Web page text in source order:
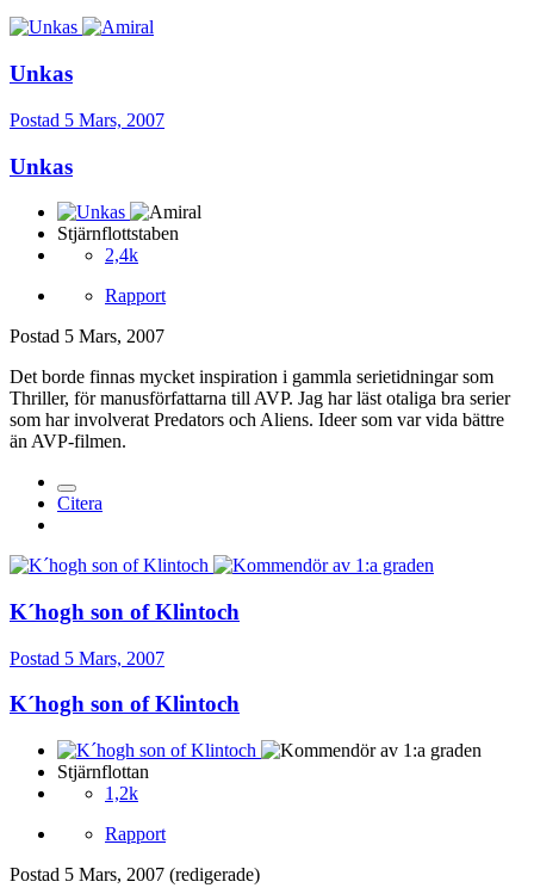
Unkas
Postad 5 Mars, 2007
Unkas
Stjärnflottstaben
2,4k
Rapport
Postad 5 Mars, 2007
Det borde finnas mycket inspiration i gammla serietidningar som
Thriller, för manusförfattarna till AVP. Jag har läst otaliga bra serier
som har involverat Predators och Aliens. Ideer som var vida bättre
än AVP-filmen.
Citera
K´hogh son of Klintoch
Postad 5 Mars, 2007
K´hogh son of Klintoch
Stjärnflottan
1,2k
Rapport
Postad 5 Mars, 2007 (redigerade)